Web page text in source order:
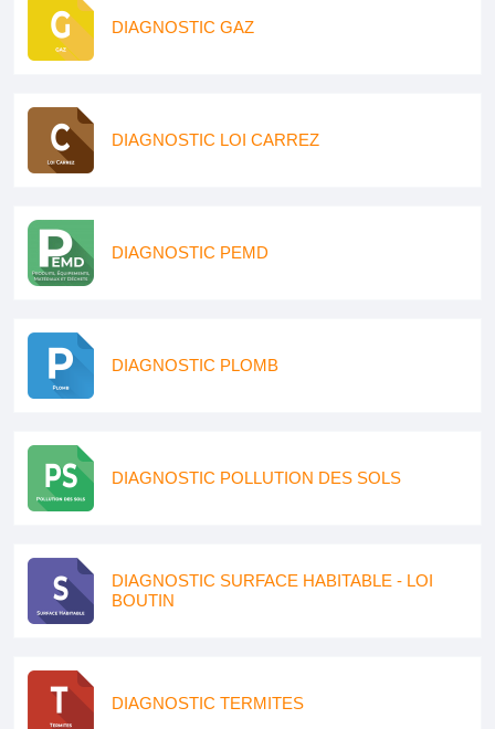
DIAGNOSTIC GAZ
DIAGNOSTIC LOI CARREZ
DIAGNOSTIC PEMD
DIAGNOSTIC PLOMB
DIAGNOSTIC POLLUTION DES SOLS
DIAGNOSTIC SURFACE HABITABLE - LOI
BOUTIN
DIAGNOSTIC TERMITES